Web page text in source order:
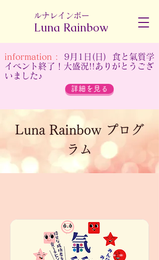
​ルナレインボー
Luna Rainbow
information :
9月1日(日) 食と氣質学
イベント終了！大盛況!!ありがとうござ
いました♪
詳細を見る
Luna Rainbow プログ
ラム